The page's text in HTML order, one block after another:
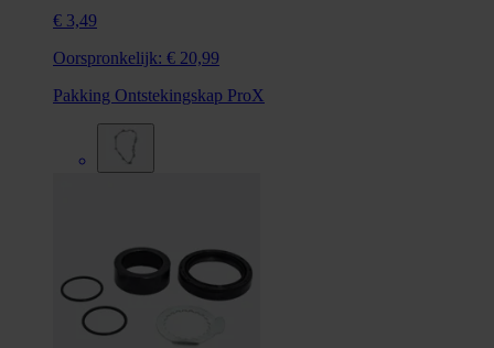
€ 3,49
Oorspronkelijk: € 20,99
Pakking Ontstekingskap ProX